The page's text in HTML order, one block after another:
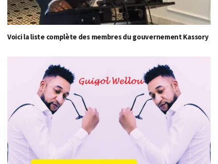
Voici la liste complète des membres du gouvernement Kassory